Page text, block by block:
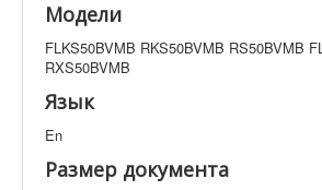
Искать
Производитель
Элементов на страницу
Модели
FLKS50BVMB RKS50BVMB RS50BVMB
RXS50BVMB
Язык
En
Размер документа